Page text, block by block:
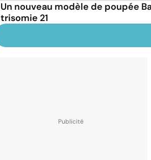
Un nouveau modèle de poupée
trisomie 21